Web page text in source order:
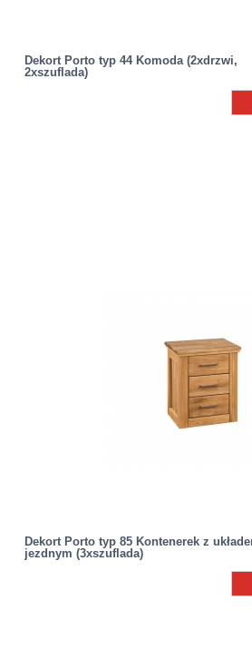
Dekort Porto typ 44 Komoda (2xdrzwi,
2xszuflada)
Dekort Porto typ 85 Kontenerek z
jezdnym (3xszuflada)